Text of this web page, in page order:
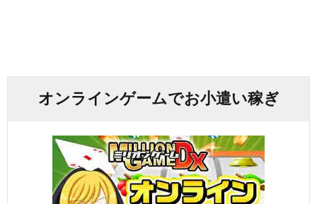
オンラインゲームでお小遣い稼ぎ